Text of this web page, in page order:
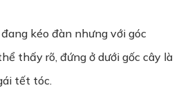
kéo đàn nhưng với góc
thấy rõ, đứng ở dưới gốc cây là
tết tóc.